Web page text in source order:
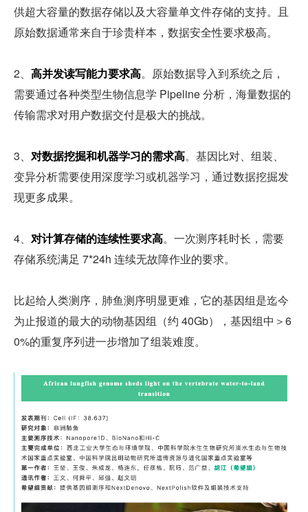
供超大容量的数据存储以及大容量单文件存储的支持。且
原始数据通常来自于珍贵样本，数据安全性要求极高。
2、 高并发读写能力要求高。原始数据导入到系统之后，
需要通过各种类型生物信息学 Pipeline 分析，海量数据的
传输需求对用户数据交付是极大的挑战。
3、 对数据挖掘和机器学习的需求高。基因比对、组装、
变异分析需要使用深度学习或机器学习，通过数据挖掘发
现更多成果。
4、 对计算存储的连续性要求高。一次测序耗时长，需要
存储系统满足 7*24h 连续无故障作业的要求。
比起给人类测序，肺鱼测序明显更难，它的基因组是迄今
为止报道的最大的动物基因组（约 40Gb），基因组中＞6
0%的重复序列进一步增加了组装难度。